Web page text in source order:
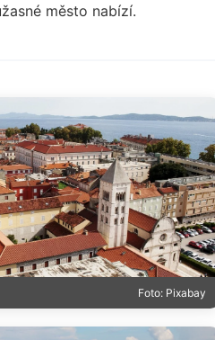
město nabízí.
Foto: Pixabay